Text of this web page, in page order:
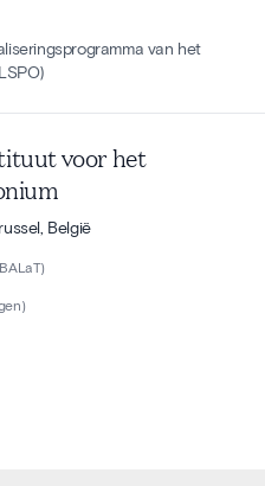
van het
voor het
België